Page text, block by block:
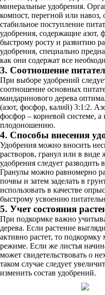
минеральные удобрения.
компост, перегной или
стабильное поступление
удобрения, содержащие азот,
быстрому росту и развитию
удобрения, специально
как они содержат все
3. Соотношение
При выборе удобрений
соотношение основных
мандаринового дерева
(азот, фосфор, калий) 3:1:2.
фосфор – корневой системе,
плодоношению.
4. Способы внесения
Удобрения можно вносить
растворов, гранул или в
удобрения следует разводить
Гранулы можно равномерно
почвы и затем заделать в
использовать в качестве
быстрому усвоению
5. Учет состояния
При подкормке важно
дерева. Если растение
активно растет, то
режиме. Если же листья
может свидетельствовать о
таком случае следует
изменить состав удобрений.